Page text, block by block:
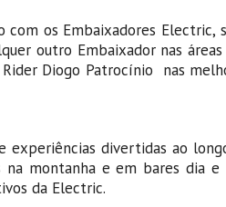
os Embaixadores
outro Embaixador nas
Diogo Patrocínio nas
divertidas ao
na montanha e em bares
da Electric.